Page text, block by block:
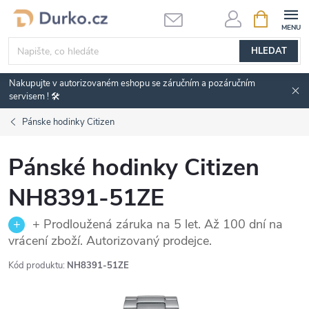
Přejít
obsah
HLEDAT
NÁKUPNÍ
KOŠÍK
Nakupujte v autorizovaném eshopu se záručním a pozáručním
servisem ! 🛠️
Pánske hodinky Citizen
Pánské hodinky Citizen
NH8391-51ZE
+ Prodloužená záruka na 5 let. Až 100 dní na
vrácení zboží. Autorizovaný prodejce.
Kód produktu: NH8391-51ZE